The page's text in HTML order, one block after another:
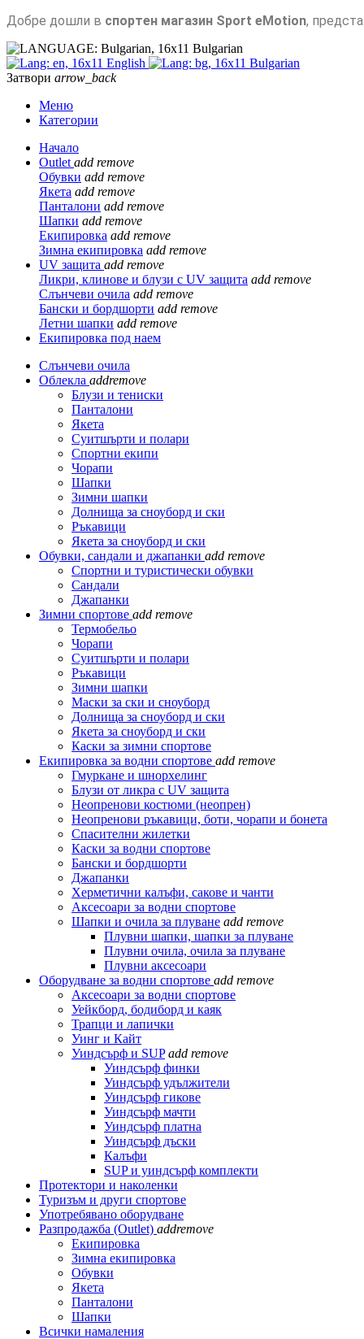
Добре дошли в спортен магазин Sport eMotion,
Bulgarian
English
Bulgarian
Затвори arrow_back
Меню
Категории
Начало
Outlet add remove
Обувки add remove
Якета add remove
Панталони add remove
Шапки add remove
Екипировка add remove
Зимна екипировка add remove
UV защита add remove
Ликри, клинове и блузи с UV защита add remove
Слънчеви очила add remove
Бански и бордшорти add remove
Летни шапки add remove
Екипировка под наем
Слънчеви очила
Облекла addremove
Блузи и тениски
Панталони
Якета
Суитшърти и полари
Спортни екипи
Чорапи
Шапки
Зимни шапки
Долнища за сноуборд и ски
Ръкавици
Якета за сноуборд и ски
Обувки, сандали и джапанки add remove
Спортни и туристически обувки
Сандали
Джапанки
Зимни спортове add remove
Термобельо
Чорапи
Суитшърти и полари
Ръкавици
Зимни шапки
Маски за ски и сноуборд
Долнища за сноуборд и ски
Якета за сноуборд и ски
Каски за зимни спортове
Екипировка за водни спортове add remove
Гмуркане и шнорхелинг
Блузи от ликра с UV защита
Неопренови костюми (неопрен)
Неопренови ръкавици, боти, чорапи и бонета
Спасителни жилетки
Каски за водни спортове
Бански и бордшорти
Джапанки
Херметични калъфи, сакове и чанти
Аксесоари за водни спортове
Шапки и очила за плуване add remove
Плувни шапки, шапки за плуване
Плувни очила, очила за плуване
Плувни аксесоари
Оборудване за водни спортове add remove
Аксесоари за водни спортове
Уейкборд, бодиборд и каяк
Трапци и лапички
Уинг и Кайт
Уиндсърф и SUP add remove
Уиндсърф финки
Уиндсърф удължители
Уиндсърф гикове
Уиндсърф мачти
Уиндсърф платна
Уиндсърф дъски
Калъфи
SUP и уиндсърф комплекти
Протектори и наколенки
Туризъм и други спортове
Употребявано оборудване
Разпродажба (Outlet) addremove
Екипировка
Зимна екипировка
Обувки
Якета
Панталони
Шапки
Всички намаления